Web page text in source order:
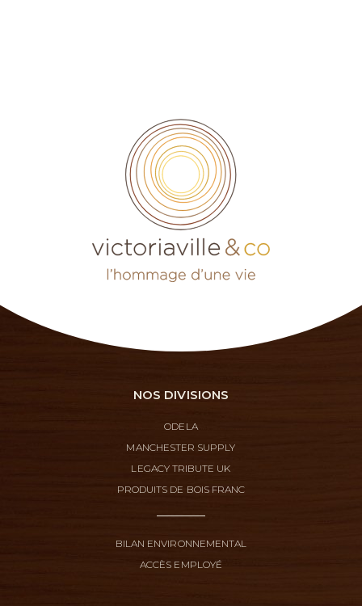
NOS DIVISIONS
ODELA
MANCHESTER SUPPLY
LEGACY TRIBUTE UK
PRODUITS DE BOIS FRANC
BILAN ENVIRONNEMENTAL
ACCÈS EMPLOYÉ